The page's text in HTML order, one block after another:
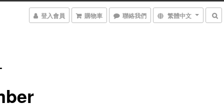
登入會員 購物車 聯絡我們 繁體中文